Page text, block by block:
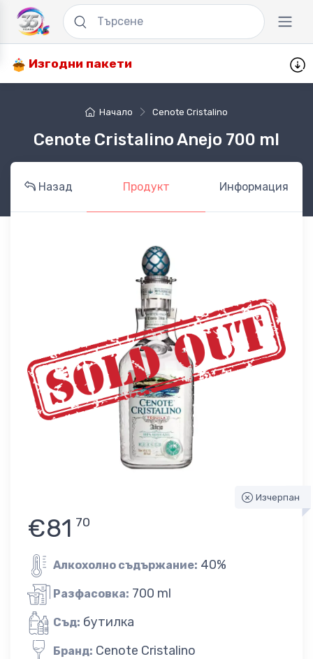
Изгодни пакети
Начало Cenote Cristalino
Cenote Cristalino Anejo 700 ml
Назад Продукт Информация
Изчерпан
€81 70
Алкохолно съдържание: 40%
Разфасовка: 700 ml
Съд: бутилка
Бранд: Cenote Cristalino